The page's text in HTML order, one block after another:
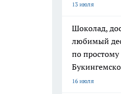
13 июля
Шоколад,
любимый
по простому
16 июля